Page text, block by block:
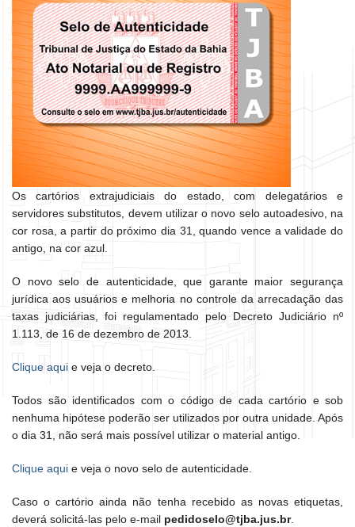
Os cartórios extrajudiciais do estado, com delegatários e
servidores substitutos, devem utilizar o novo selo autoadesivo, na
cor rosa, a partir do próximo dia 31, quando vence a validade do
antigo, na cor azul.
O novo selo de autenticidade, que garante maior segurança
jurídica aos usuários e melhoria no controle da arrecadação das
taxas judiciárias, foi regulamentado pelo Decreto Judiciário nº
1.113, de 16 de dezembro de 2013.
Clique aqui e veja o decreto.
Todos são identificados com o código de cada cartório e sob
nenhuma hipótese poderão ser utilizados por outra unidade. Após
o dia 31, não será mais possível utilizar o material antigo.
Clique aqui e veja o novo selo de autenticidade.
Caso o cartório ainda não tenha recebido as novas etiquetas,
deverá solicitá-las pelo e-mail pedidoselo@tjba.jus.br.